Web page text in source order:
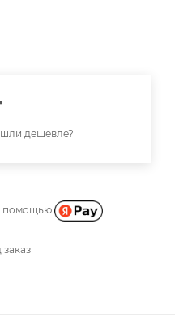
дешевле?
помощью